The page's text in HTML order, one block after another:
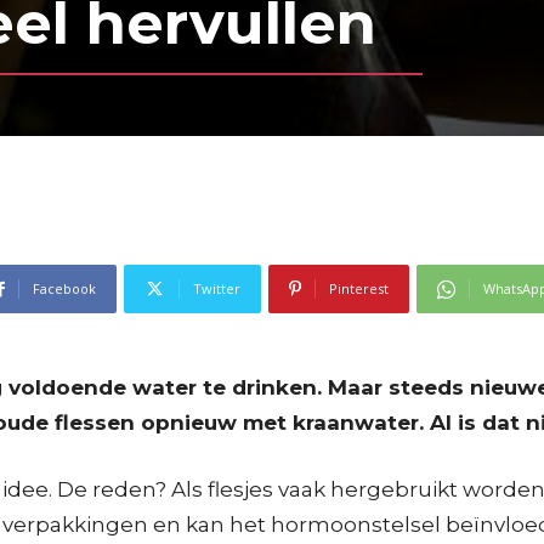
hervullen
Facebook Twitter Pinterest
water te drinken. Maar steeds
flessen opnieuw met kraanwater. Al is dat
De reden? Als flesjes vaak hergebruikt
en kan het hormoonstelsel